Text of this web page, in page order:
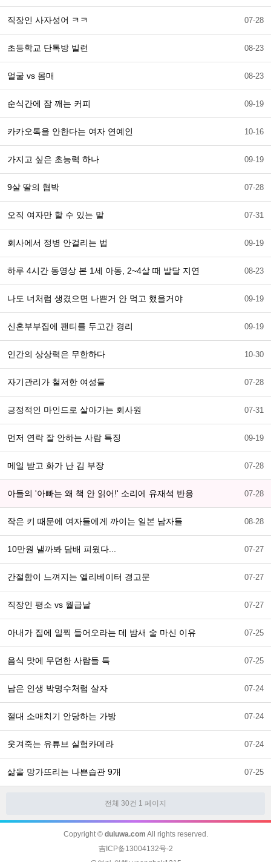
직장인 사자성어 ㅋㅋ 07-28
초등학교 단톡방 빌런 08-23
얼굴 vs 몸매 08-23
순식간에 잠 깨는 커피 09-19
카카오톡을 안한다는 여자 연예인 10-16
가지고 싶은 초능력 하나 09-19
9살 딸의 협박 07-28
오직 여자만 할 수 있는 말 07-31
회사에서 정병 안걸리는 법 09-19
하루 4시간 동영상 본 1세 아동, 2~4살 때 발달 지연 08-23
나도 너처럼 생겼으면 나쁜거 안 먹고 했을거야 09-19
신혼부부집에 팬티를 두고간 경리 09-19
인간의 상상력은 무한하다 10-30
자기관리가 철저한 여성들 07-28
긍정적인 마인드로 살아가는 회사원 07-31
먼저 연락 잘 안하는 사람 특징 09-19
메일 받고 화가 난 김 부장 07-28
아들의 '아빠는 왜 책 안 읽어!' 소리에 유재석 반응 07-28
작은 키 때문에 여자들에게 까이는 일본 남자들 08-28
10만원 낼까봐 담배 피웠다... 07-27
간절함이 느껴지는 엘리베이터 경고문 07-27
직장인 평소 vs 월급날 07-27
아내가 집에 일찍 들어오라는 데 밤새 술 마신 이유 07-25
음식 맛에 무던한 사람들 특 07-25
남은 인생 박명수처럼 살자 07-24
절대 소매치기 안당하는 가방 07-24
웃겨죽는 유튜브 실험카메라 07-24
삶을 망가뜨리는 나쁜습관 9개 07-25
전체 30건 1 페이지
Copyright © duluwa.com All rights reserved.
吉ICP备13004132号-2